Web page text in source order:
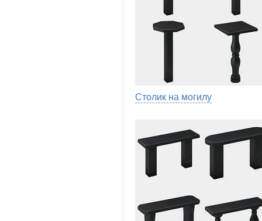
Столик на могилу